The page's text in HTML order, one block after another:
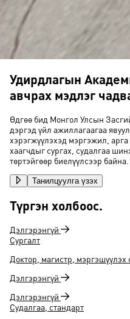
Удирдлагын
авчрах мэдлэг
Өдгөө бид Монгол Улсын
дэргэд үйл ажиллагаагаа
хэрэгжүүлэхэд мэргэжил,
хаагчдыг сургах, судалгаа
төртэйгөөр биелүүлсээр
Танилцуулга үзэх
Түргэн холбоос.
Дэлгэрэнгүй
Сургалт
Доктор, магистр, мэргэшүүлэх
Дэлгэрэнгүй
Дэлгэрэнгүй
Судалгаа, стандарт